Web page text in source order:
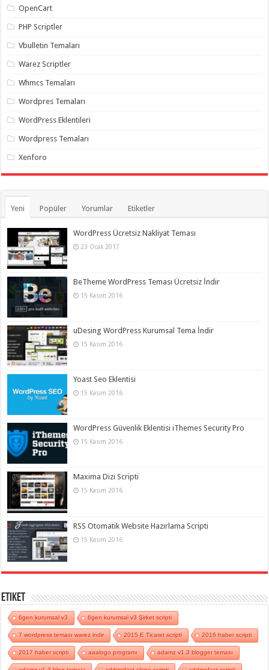
OpenCart
PHP Scriptler
Vbulletin Temaları
Warez Scriptler
Whmcs Temaları
Wordpres Temaları
WordPress Eklentileri
Wordpress Temaları
Xenforo
Yeni Popüler Yorumlar Etiketler
WordPress Ücretsiz Nakliyat Teması
23 Ocak 2017
BeTheme WordPress Teması Ücretsiz İndir
15 Kasım 2016
uDesing WordPress Kurumsal Tema İndir
15 Kasım 2016
Yoast Seo Eklentisi
15 Kasım 2016
WordPress Güvenlik Eklentisi iThemes Security Pro
15 Kasım 2016
Maxima Dizi Scripti
15 Kasım 2016
RSS Otomatik Website Hazırlama Scripti
15 Kasım 2016
Etiket
6gen kurumsal v3 6gen kurumsal v3 Şirket scripti
7 wordpress teması warez indir 2015 E Ticaret scripti 2016 haber scripti
2017 haber scripti aaalogo programı adamz v1.3 blogger teması